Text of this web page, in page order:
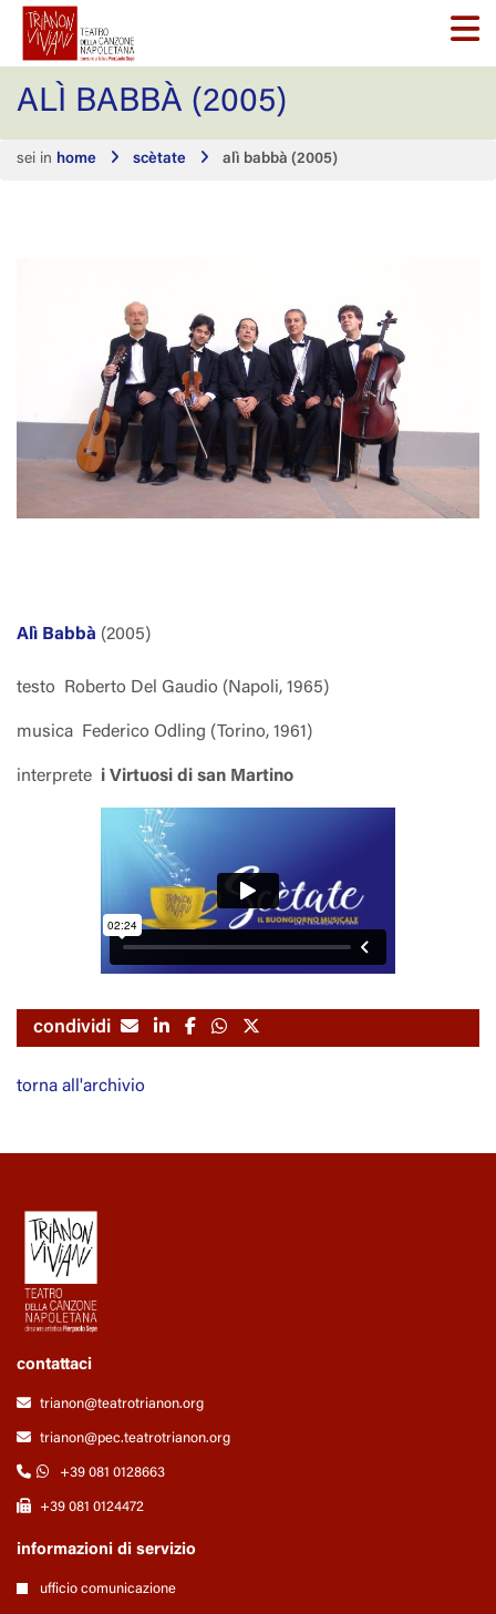
ALÌ BABBÀ (2005)
sei in home scètate alì babbà (2005)
Alì Babbà (2005)
testo Roberto Del Gaudio (Napoli, 1965)
musica Federico Odling (Torino, 1961)
interprete i Virtuosi di san Martino
condividi
torna all'archivio
contattaci
trianon@teatrotrianon.org
trianon@pec.teatrotrianon.org
+39 081 0128663
+39 081 0124472
informazioni di servizio
ufficio comunicazione